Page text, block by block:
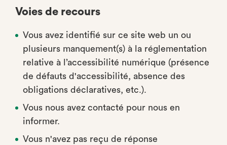
Voies de recours
Vous avez identifié sur ce site web un ou
plusieurs manquement(s) à la réglementation
relative à l’accessibilité numérique (présence
de défauts d'accessibilité, absence des
obligations déclaratives, etc.).
Vous nous avez contacté pour nous en
informer.
Vous n'avez pas reçu de réponse